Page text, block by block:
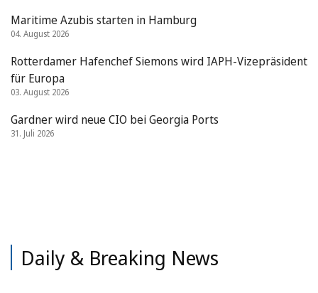
Maritime Azubis starten in Hamburg
04. August 2026
Rotterdamer Hafenchef Siemons wird IAPH-Vizepräsident
für Europa
03. August 2026
Gardner wird neue CIO bei Georgia Ports
31. Juli 2026
Daily & Breaking News